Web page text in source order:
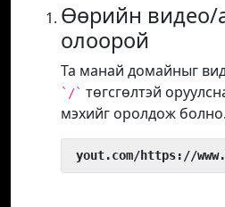
Өөрийн видео/
олоорой
Та манай домайныг
`/` төгсгөлтэй
мэхийг оролдож болно.
yout.com/https://